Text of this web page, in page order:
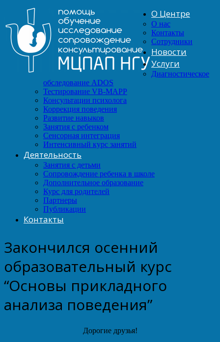
О Центре
О нас
Контакты
Сотрудники
Новости
Услуги
Диагностическое
обследование ADOS
Тестирование VB-MAPP
Консультации психолога
Коррекция поведения
Развитие навыков
Занятия с ребенком
Сенсорная интеграция
Интенсивный курс занятий
Деятельность
Занятия с детьми
Сопровождение ребенка в школе
Дополнительное образование
Курс для родителей
Партнеры
Публикации
Контакты
Закончился осенний
образовательный курс
“Основы прикладного
анализа поведения”
Дорогие друзья!